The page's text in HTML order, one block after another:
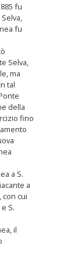
fu
fu
Selva,
ma
tal
della
fino
a S.
a
con cui
S.
il